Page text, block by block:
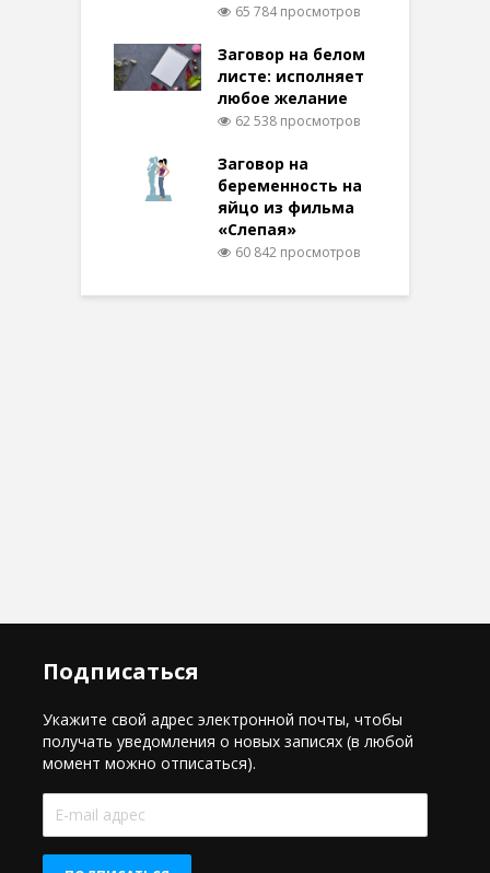
65 784 просмотров
Заговор на белом
листе: исполняет
любое желание
62 538 просмотров
Заговор на
беременность на
яйцо из фильма
«Слепая»
60 842 просмотров
Подписаться
Укажите свой адрес электронной почты, чтобы
получать уведомления о новых записях (в любой
момент можно отписаться).
E-
mail